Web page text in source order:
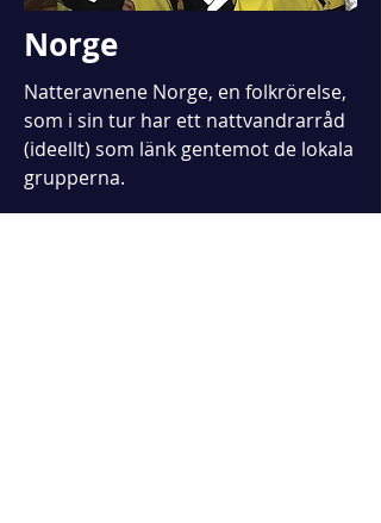
Norge
Natteravnene Norge, en folkrörelse,
som i sin tur har ett nattvandrarråd
(ideellt) som länk gentemot de lokala
grupperna.